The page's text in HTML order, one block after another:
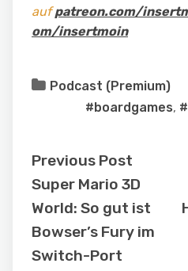
aufpatreon.com/
om/insertmoin
Podcast (Premium)
#boardgames,
Previous Post
Super Mario 3D
World: So gut ist
Bowser’s Fury im
Switch-Port